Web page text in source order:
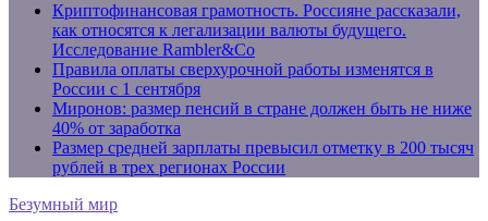
Криптофинансовая грамотность. Россияне рассказали,
как относятся к легализации валюты будущего.
Исследование Rambler&Co
Правила оплаты сверхурочной работы изменятся в
России с 1 сентября
Миронов: размер пенсий в стране должен быть не ниже
40% от заработка
Размер средней зарплаты превысил отметку в 200 тысяч
рублей в трех регионах России
Безумный мир